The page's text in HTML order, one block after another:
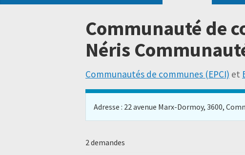
Communauté de
Néris
Communautés de communes (EPCI) et
Adresse : 22 avenue Marx-Dormoy, 3600,
2 demandes